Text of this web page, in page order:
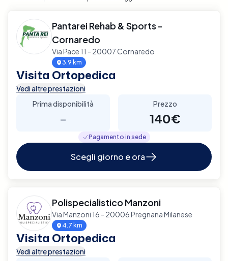
Pantarei Rehab & Sports -
Cornaredo
Via Pace 11 - 20007 Cornaredo
3.9 km
Visita Ortopedica
Vedi altre prestazioni
Prima disponibilità
-
Prezzo
140€
Pagamento in sede
Scegli giorno e ora
Polispecialistico Manzoni
Via Manzoni 16 - 20006 Pregnana Milanese
4.7 km
Visita Ortopedica
Vedi altre prestazioni